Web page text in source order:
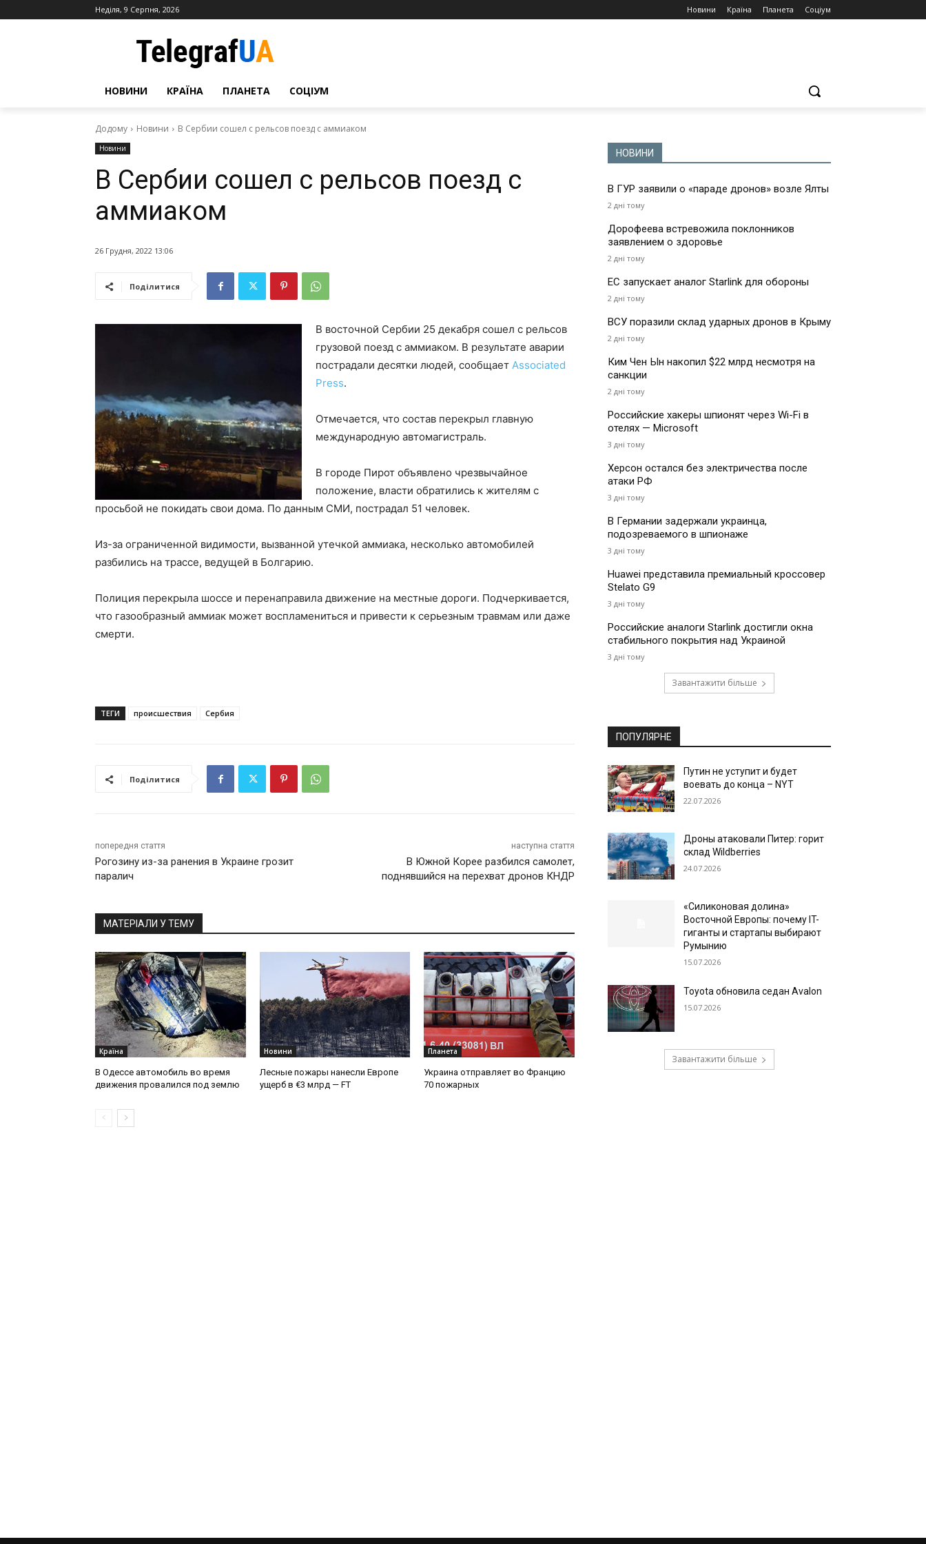
Неділя, 9 Серпня, 2026 Новини Країна Планета Соціум
НОВИНИ КРАЇНА ПЛАНЕТА СОЦІУМ
Додому Новини В Сербии сошел с рельсов поезд с аммиаком
Новини
В Сербии сошел с рельсов поезд с
аммиаком
26 Грудня, 2022 13:06
Поділитися
В восточной Сербии 25 декабря сошел с рельсов
грузовой поезд с аммиаком. В результате аварии
пострадали десятки людей, сообщает Associated
Press.
Отмечается, что состав перекрыл главную
международную автомагистраль.
В городе Пирот объявлено чрезвычайное
положение, власти обратились к жителям с
просьбой не покидать свои дома. По данным СМИ, пострадал 51 человек.
Из-за ограниченной видимости, вызванной утечкой аммиака, несколько автомобилей
разбились на трассе, ведущей в Болгарию.
Полиция перекрыла шоссе и перенаправила движение на местные дороги. Подчеркивается,
что газообразный аммиак может воспламениться и привести к серьезным травмам или даже
смерти.
ТЕГИ происшествия Сербия
Поділитися
попередня стаття
Рогозину из-за ранения в Украине грозит
паралич
наступна стаття
В Южной Корее разбился самолет,
поднявшийся на перехват дронов КНДР
МАТЕРІАЛИ У ТЕМУ
Країна
В Одессе автомобиль во время
движения провалился под землю
Новини
Лесные пожары нанесли Европе
ущерб в €3 млрд — FT
Планета
Украина отправляет во Францию
70 пожарных
НОВИНИ
В ГУР заявили о «параде дронов» возле Ялты
2 дні тому
Дорофеева встревожила поклонников
заявлением о здоровье
2 дні тому
ЕС запускает аналог Starlink для обороны
2 дні тому
ВСУ поразили склад ударных дронов в Крыму
2 дні тому
Ким Чен Ын накопил $22 млрд несмотря на
санкции
2 дні тому
Российские хакеры шпионят через Wi-Fi в
отелях — Microsoft
3 дні тому
Херсон остался без электричества после
атаки РФ
3 дні тому
В Германии задержали украинца,
подозреваемого в шпионаже
3 дні тому
Huawei представила премиальный кроссовер
Stelato G9
3 дні тому
Российские аналоги Starlink достигли окна
стабильного покрытия над Украиной
3 дні тому
Завантажити більше
ПОПУЛЯРНЕ
Путин не уступит и будет
воевать до конца – NYT
22.07.2026
Дроны атаковали Питер: горит
склад Wildberries
24.07.2026
«Силиконовая долина»
Восточной Европы: почему IT-
гиганты и стартапы выбирают
Румынию
15.07.2026
Toyota обновила седан Avalon
15.07.2026
Завантажити більше